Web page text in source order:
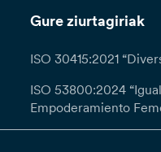
Gure ziurtagiriak
ISO 30415:2021
ISO 53800:2024
Empoderamiento